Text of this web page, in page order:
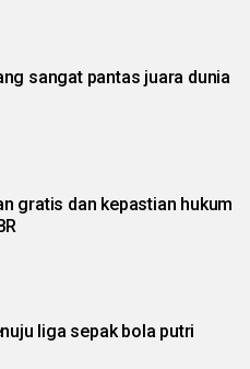
sangat pantas juara dunia
gratis dan kepastian hukum
liga sepak bola putri